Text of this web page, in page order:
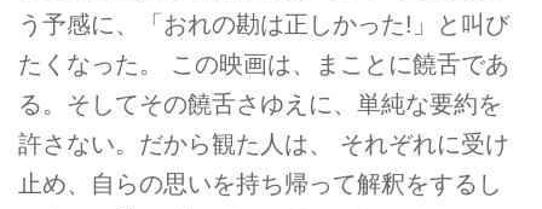
う予感に、「おれの勘は正しかった!」と叫び
たくなった。 この映画は、まことに饒舌であ
る。そしてその饒舌さゆえに、単純な要約を
許さない。だから観た人は、 それぞれに受け
止め、自らの思いを持ち帰って解釈をするし